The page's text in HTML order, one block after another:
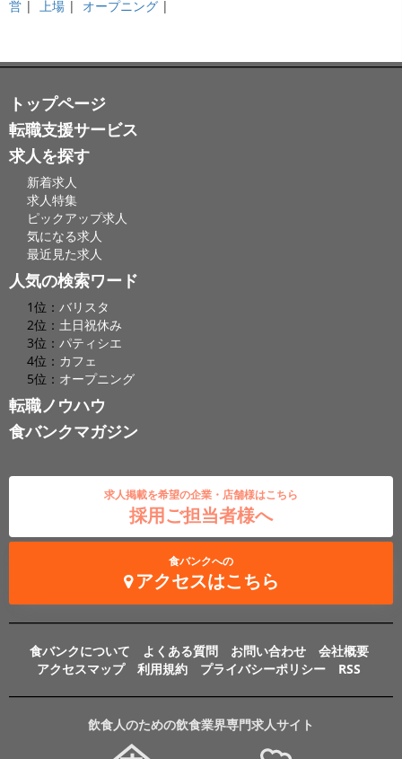
営 | 上場 | オープニング |
トップページ
転職支援サービス
求人を探す
新着求人
求人特集
ピックアップ求人
気になる求人
最近見た求人
人気の検索ワード
1位： バリスタ
2位： 土日祝休み
3位： パティシエ
4位： カフェ
5位： オープニング
転職ノウハウ
食バンクマガジン
求人掲載を希望の企業・店舗様はこちら
採用ご担当者様へ
食バンクへの
アクセスはこちら
食バンクについて よくある質問 お問い合わせ
会社概要
アクセスマップ
利用規約 プライバシーポリシー RSS
飲食人のための飲食業界専門求人サイト